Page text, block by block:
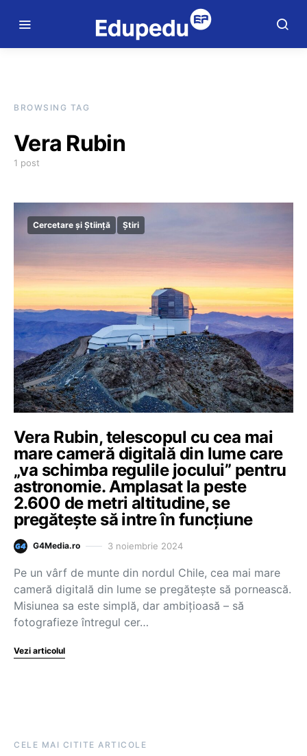
BROWSING TAG
Vera Rubin
1 post
Cercetare și Știință Știri
Vera Rubin, telescopul cu cea mai
mare cameră digitală din lume care
„va schimba regulile jocului” pentru
astronomie. Amplasat la peste
2.600 de metri altitudine, se
pregătește să intre în funcțiune
G4Media.ro 3 noiembrie 2024
Pe un vârf de munte din nordul Chile, cea mai mare
cameră digitală din lume se pregătește să pornească.
Misiunea sa este simplă, dar ambițioasă – să
fotografieze întregul cer…
Vezi articolul
CELE MAI CITITE ARTICOLE